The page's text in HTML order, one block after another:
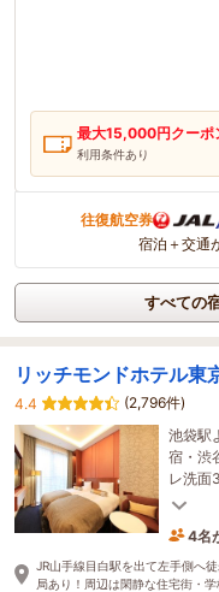
最大15,000円クーポ
利用条件あり
往復航空券
宿泊＋交通
すべての
リッチモンドホテル東
4.4
(2,796件)
池袋駅
宿・渋
レ洗面
ド無料
4名
3時
JR山手線目白駅を出て左手側へ
局あり！周辺は閑静な住宅街・学